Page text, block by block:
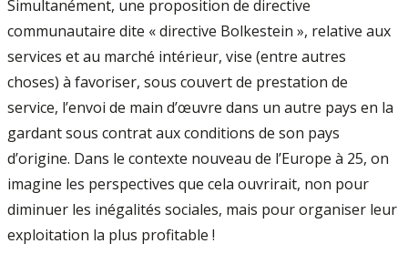
Simultanément, une proposition de directive
communautaire dite « directive Bolkestein », relative aux
services et au marché intérieur, vise (entre autres
choses) à favoriser, sous couvert de prestation de
service, l’envoi de main d’œuvre dans un autre pays en la
gardant sous contrat aux conditions de son pays
d’origine. Dans le contexte nouveau de l’Europe à 25, on
imagine les perspectives que cela ouvrirait, non pour
diminuer les inégalités sociales, mais pour organiser leur
exploitation la plus profitable !